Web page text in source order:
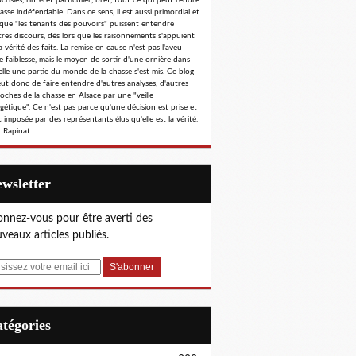
indéfendable. Dans ce sens, il est aussi primordial et
"les tenants des pouvoirs" puissent entendre
discours, dès lors que les raisonnements s'appuient
vérité des faits. La remise en cause n'est pas l'aveu
faiblesse, mais le moyen de sortir d'une ornière dans
une partie du monde de la chasse s'est mis. Ce blog
donc de faire entendre d'autres analyses, d'autres
de la chasse en Alsace par une "veille
Ce n'est pas parce qu'une décision est prise et
imposée par des représentants élus qu'elle est la vérité.
Rapinat
vous pour être averti des
articles publiés.